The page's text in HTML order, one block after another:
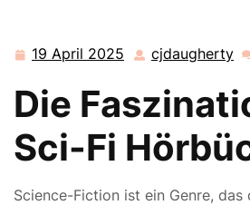
19 April 2025 19
2025
cjdaugherty
Die
Sci-Fi
Science-Fiction ist ein Genre,